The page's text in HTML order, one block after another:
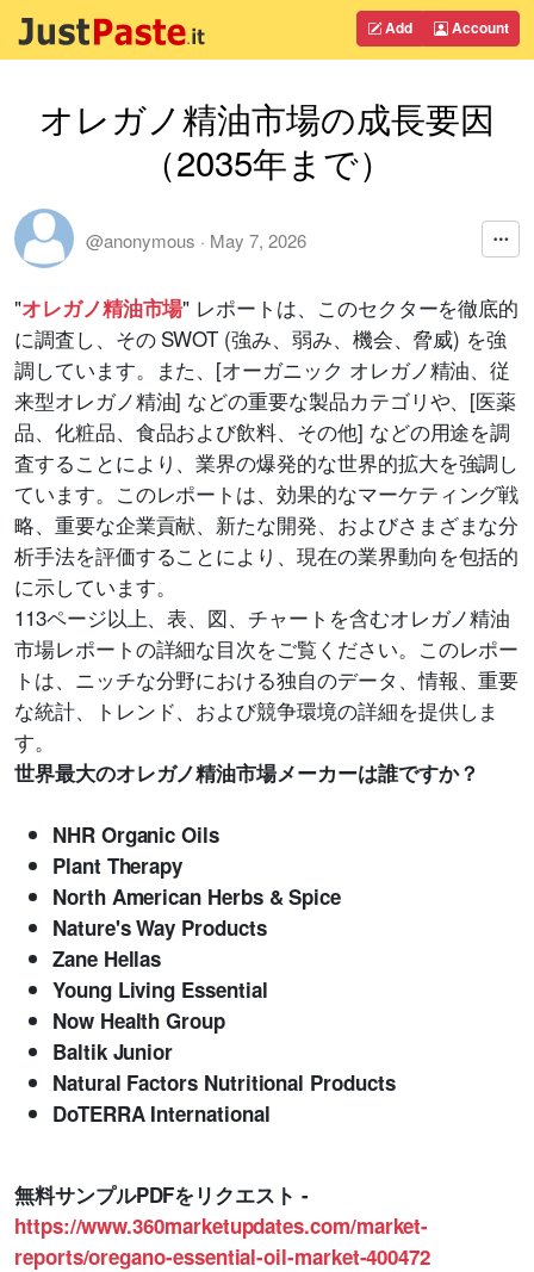
Add Account
オレガノ精油市場の成長要因
（2035年まで）
@anonymous · May 7, 2026
"オレガノ精油市場" レポートは、このセクターを徹底的
に調査し、その SWOT (強み、弱み、機会、脅威) を強
調しています。また、[オーガニック オレガノ精油、従
来型オレガノ精油] などの重要な製品カテゴリや、[医薬
品、化粧品、食品および飲料、その他] などの用途を調
査することにより、業界の爆発的な世界的拡大を強調し
ています。このレポートは、効果的なマーケティング戦
略、重要な企業貢献、新たな開発、およびさまざまな分
析手法を評価することにより、現在の業界動向を包括的
に示しています。
113ページ以上、表、図、チャートを含むオレガノ精油
市場レポートの詳細な目次をご覧ください。このレポー
トは、ニッチな分野における独自のデータ、情報、重要
な統計、トレンド、および競争環境の詳細を提供しま
す。
世界最大のオレガノ精油市場メーカーは誰ですか？
NHR Organic Oils
Plant Therapy
North American Herbs & Spice
Nature's Way Products
Zane Hellas
Young Living Essential
Now Health Group
Baltik Junior
Natural Factors Nutritional Products
DoTERRA International
無料サンプルPDFをリクエスト -
https://www.360marketupdates.com/market-
reports/oregano-essential-oil-market-400472